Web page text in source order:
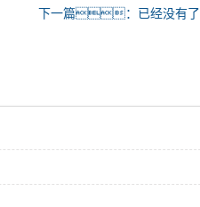
下一篇：已经没有了